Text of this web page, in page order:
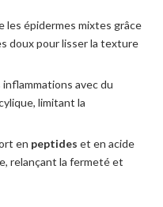
les épidermes mixtes grâce
doux pour lisser la texture
avec du
limitant la
en peptides et en acide
relançant la fermeté et